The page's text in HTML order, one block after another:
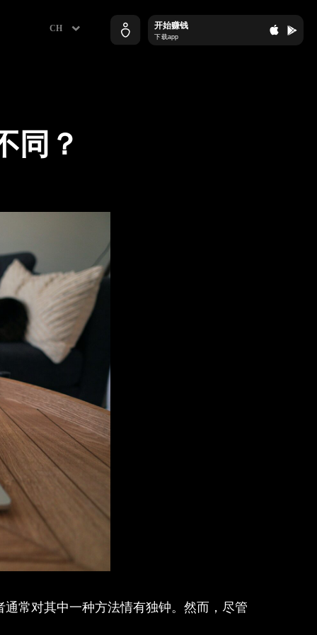
下载app
同？
常对其中一种方法情有独钟。然而，尽管